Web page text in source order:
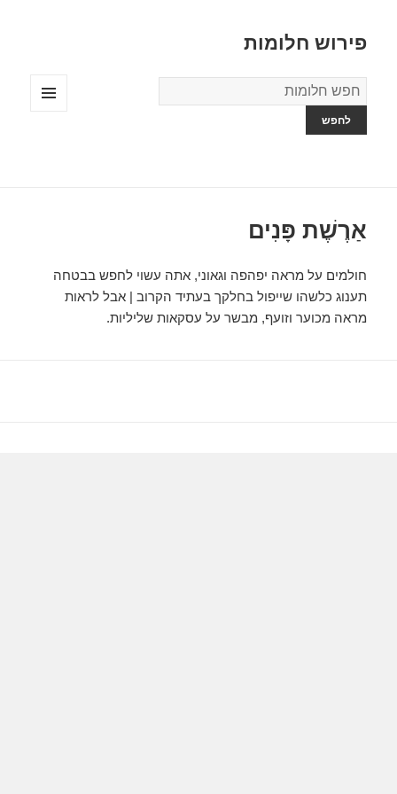
פירוש חלומות
מילון
החלומות
אַרֶשֶׁת פָּנִים
חולמים על מראה יפהפה וגאוני, אתה עשוי לחפש בבטחה
תענוג כלשהו שייפול בחלקך בעתיד הקרוב | אבל לראות
מראה מכוער וזועף, מבשר על עסקאות שליליות.